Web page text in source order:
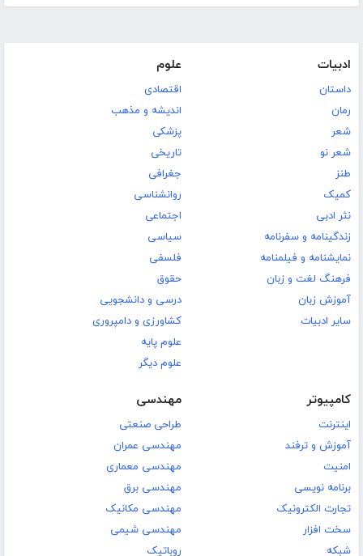
ادبیات
داستان
رمان
شعر
شعر نو
طنز
کمیک
نثر ادبی
زندگینامه و سفرنامه
نمایشنامه و فیلمنامه
فرهنگ لغت و زبان
آموزش زبان
سایر ادبیات
علوم
اقتصادی
اندیشه و مذهب
پزشکی
تاریخی
جغرافی
روانشناسی
اجتماعی
سیاسی
فلسفی
حقوق
درسی و دانشجویی
کشاورزی و دامپروری
علوم پایه
علوم دیگر
کامپیوتر
اینترنت
آموزش و ترفند
امنیت
برنامه نویسی
تجارت الکترونیک
سخت افزار
شبکه
مهندسی
طراحی صنعتی
مهندسی عمران
مهندسی معماری
مهندسی برق
مهندسی مکانیک
مهندسی شیمی
روباتیک